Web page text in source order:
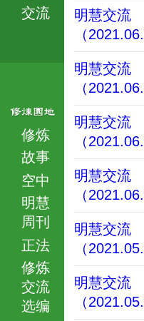
交流
修炼
故事
空中
明慧
周刊
正法
修炼
交流
选编
明慧交流
（
明慧交流
（
明慧交流
（
明慧交流
（
明慧交流
（
明慧交流
（